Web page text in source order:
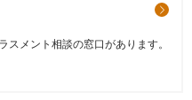
メント相談の窓口があります。